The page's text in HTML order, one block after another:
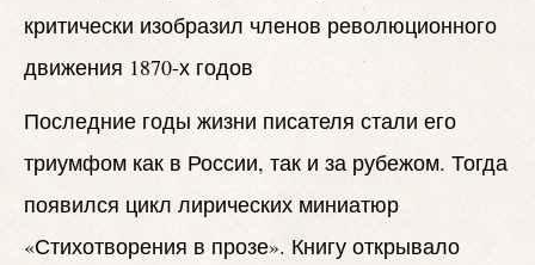
критически изобразил членов революционного
движения 1870-х годов
Последние годы жизни писателя стали его
триумфом как в России, так и за рубежом. Тогда
появился цикл лирических миниатюр
«Стихотворения в прозе». Книгу открывало